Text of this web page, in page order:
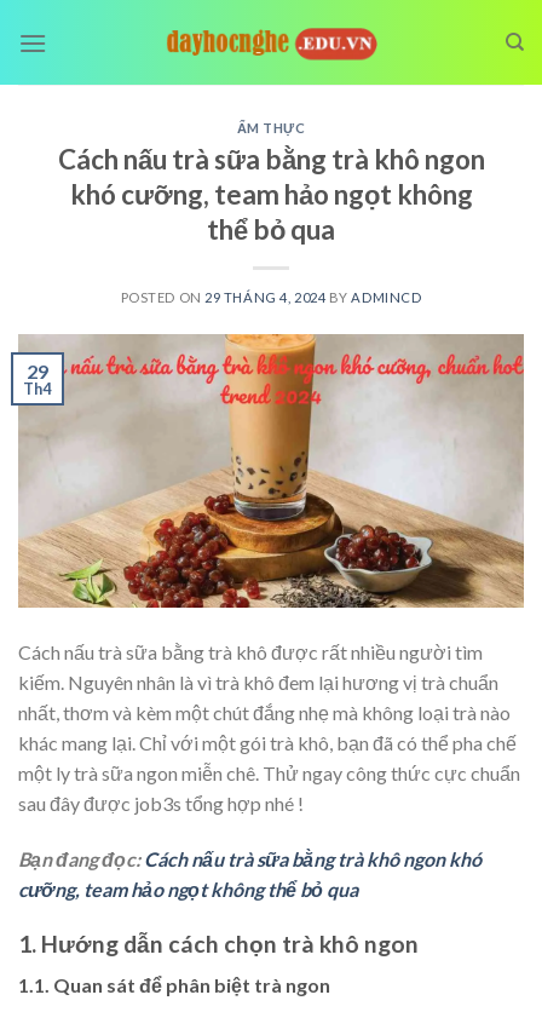
ẨM THỰC
Cách nấu trà sữa bằng trà khô ngon
khó cưỡng, team hảo ngọt không
thể bỏ qua
POSTED ON 29 THÁNG 4, 2024 BY ADMINCD
29
Th4
Cách nấu trà sữa bằng trà khô được rất nhiều người tìm
kiếm. Nguyên nhân là vì trà khô đem lại hương vị trà chuẩn
nhất, thơm và kèm một chút đắng nhẹ mà không loại trà nào
khác mang lại. Chỉ với một gói trà khô, bạn đã có thể pha chế
một ly trà sữa ngon miễn chê. Thử ngay công thức cực chuẩn
sau đây được job3s tổng hợp nhé !
Bạn đang đọc:Cách nấu trà sữa bằng trà khô ngon khó
cưỡng, team hảo ngọt không thể bỏ qua
1. Hướng dẫn cách chọn trà khô ngon
1.1. Quan sát để phân biệt trà ngon